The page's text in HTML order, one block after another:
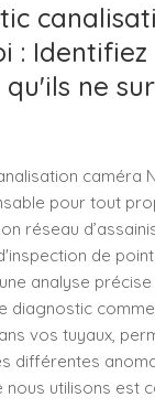
:
ne
caméra
pour tout
réseau
de
analyse
diagnostic
vos tuyaux,
différentes
nous utilisons est